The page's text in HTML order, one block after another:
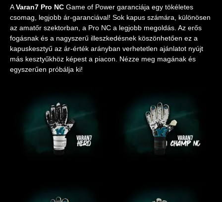
AVaran7 Pro NC Game of Power garanciája egy tökéletes
csomag, legjobb ár-garanciával! Sok kapus számára, különösen
az amatőr szektorban, a Pro NC a legjobb megoldás. Az erős
fogásnak és a nagyszerű illeszkedésnek köszönhetően ez a
kapuskesztyű az ár-érték arányban verhetetlen ajánlatot nyújt
más kesztyűkhöz képest a piacon. Nézze meg magának és
egyszerűen próbálja ki!